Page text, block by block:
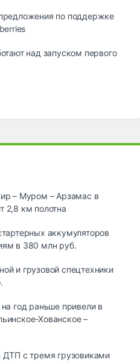
по поддержке
над запуском первого
– Муром – Арзамас в
2,8 км полотна
аккумуляторов
в 380 млн руб.
и грузовой спецтехники
год раньше привели в
Хованское –
ДТП с тремя грузовиками